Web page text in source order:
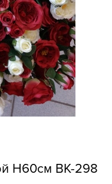
Н60см ВК-298